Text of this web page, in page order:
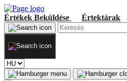
Értékek Beküldése Értektárak